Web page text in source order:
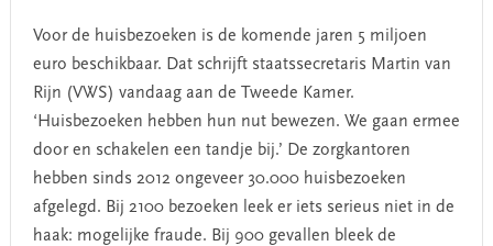
Voor de huisbezoeken is de komende jaren 5 miljoen
euro beschikbaar. Dat schrijft staatssecretaris Martin van
Rijn (VWS) vandaag aan de Tweede Kamer.
‘Huisbezoeken hebben hun nut bewezen. We gaan ermee
door en schakelen een tandje bij.’ De zorgkantoren
hebben sinds 2012 ongeveer 30.000 huisbezoeken
afgelegd. Bij 2100 bezoeken leek er iets serieus niet in de
haak: mogelijke fraude. Bij 900 gevallen bleek de